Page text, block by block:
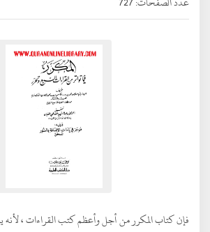
فإن كتاب المكرر من أجل وأعظم كتب القراءات ، لأنه